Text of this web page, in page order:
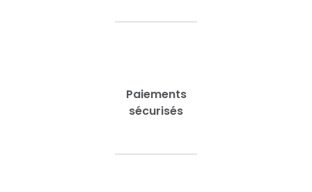
Paiements
sécurisés